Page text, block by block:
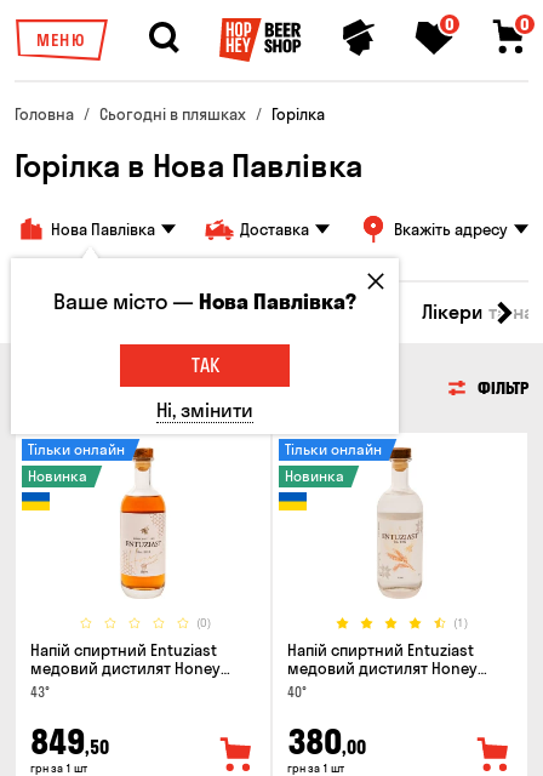
МЕНЮ
0 0
Головна Сьогодні в пляшках Горілка
Горілка в Нова Павлівка
Нова Павлівка Доставка Вкажіть адресу
Віскі Коктейлі Горілка Соджу Лікери та
ГОРІЛКА ФІЛЬТР
(0)
Тільки онлайн
Новинка
Напій спиртний Entuziast
медовий дистилят Honey
Spirit Aged 0.5л
43°
849,50
грн за 1 шт
(1)
Тільки онлайн
Новинка
Напій спиртний Entuziast
медовий дистилят Honey
Spirit Pure 0.5л
40°
380,00
грн за 1 шт
Ваше місто —Нова Павлівка?
ТАК
Ні, змінити